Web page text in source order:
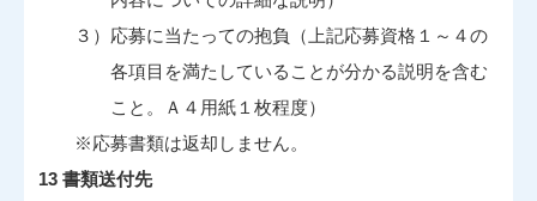
３）応募に当たっての抱負（上記応募資格１～４の
各項目を満たしていることが分かる説明を含む
こと。Ａ４用紙１枚程度）
※応募書類は返却しません。
13 書類送付先